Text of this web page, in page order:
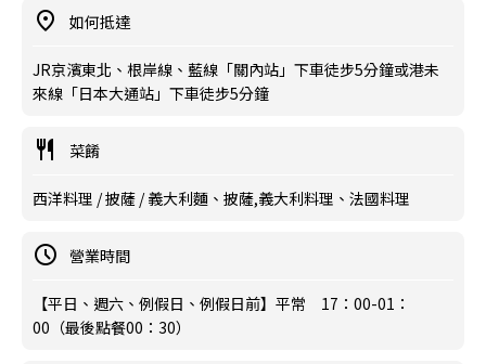
如何抵達
JR京濱東北、根岸線、藍線「關內站」下車徒步5分鐘或港未
來線「日本大通站」下車徒步5分鐘
菜餚
西洋料理 / 披薩 / 義大利麵、披薩,義大利料理、法國料理
營業時間
【平日、週六、例假日、例假日前】平常 17：00-01：
00（最後點餐00：30）